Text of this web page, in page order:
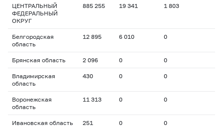
ЦЕНТРАЛЬНЫЙ
ФЕДЕРАЛЬНЫЙ
ОКРУГ
885 255 19 341 1 803
Белгородская
область
12 895 6 010 0
Брянская область 2 096 0 0
Владимирская
область
430 0 0
Воронежская
область
11 313 0 0
Ивановская область 251 0 0